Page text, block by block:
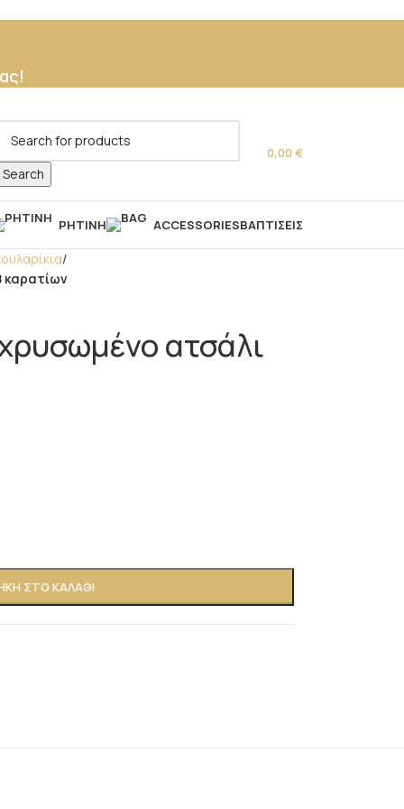
Search
0,00 €
ΡΗΤΊΝΗ ACCESSORIESΒΑΠΤΊΣΕΙΣ
/
καρατίων
ατσάλι
ΣΤΟ ΚΑΛΆΘΙ